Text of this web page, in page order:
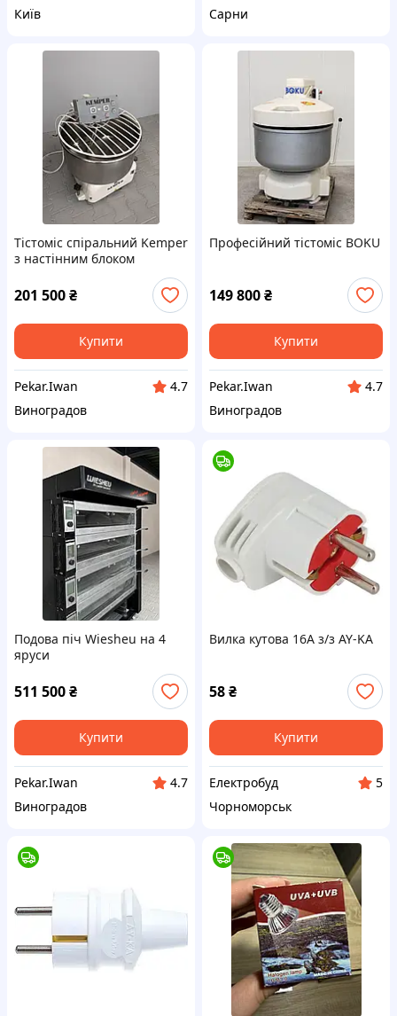
Київ
Сарни
Тістоміс спіральний Kemper
з настінним блоком
201 500₴
Купити
Pekar.Iwan
4.7
Виноградов
Професійний тістоміс BOKU
149 800₴
Купити
Pekar.Iwan
4.7
Виноградов
Подова піч Wiesheu на 4
яруси
511 500₴
Купити
Pekar.Iwan
4.7
Виноградов
Вилка кутова 16А з/з AY-KA
58₴
Купити
Електробуд
5
Чорноморськ